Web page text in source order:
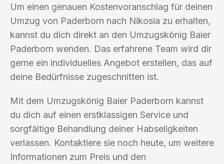
Um einen genauen Kostenvoranschlag für deinen
Umzug von Paderborn nach Nikosia zu erhalten,
kannst du dich direkt an den Umzugskönig Baier
Paderborn wenden. Das erfahrene Team wird dir
gerne ein individuelles Angebot erstellen, das auf
deine Bedürfnisse zugeschnitten ist.
Mit dem Umzugskönig Baier Paderborn kannst
du dich auf einen erstklassigen Service und
sorgfältige Behandlung deiner Habseligkeiten
verlassen. Kontaktiere sie noch heute, um weitere
Informationen zum Preis und den